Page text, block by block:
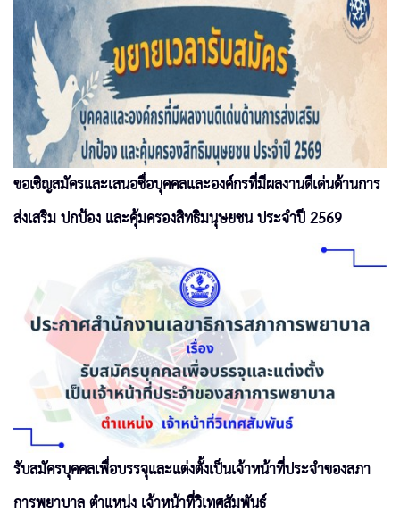
ขอเชิญสมัครและเสนอชื่อบุคคลและองค์กรที่มีผลงานดีเด่นด้านการ
ส่งเสริม ปกป้อง และคุ้มครองสิทธิมนุษยชน ประจำปี 2569
รับสมัครบุคคลเพื่อบรรจุและแต่งตั้งเป็นเจ้าหน้าที่ประจำของสภา
การพยาบาล ตำแหน่ง เจ้าหน้าที่วิเทศสัมพันธ์